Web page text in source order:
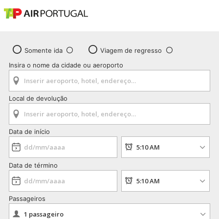
Somente ida
Viagem de regresso
Insira o nome da cidade ou aeroporto
Local de devolução
Data de início
Data de término
Passageiros